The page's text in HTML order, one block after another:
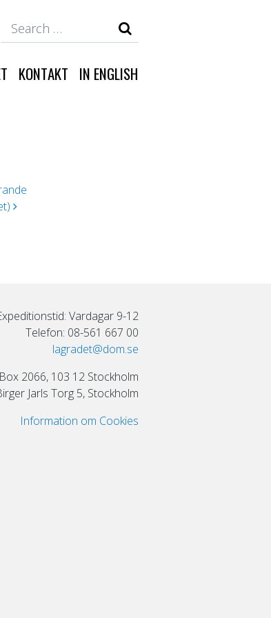
KONTAKT IN ENGLISH
Vardagar 9-12
Telefon: 08-561 667 00
lagradet@dom.se
2066, 103 12 Stockholm
Jarls Torg 5, Stockholm
Information om Cookies